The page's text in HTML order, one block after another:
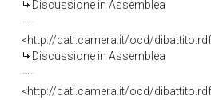
Discussione in Assemblea
<http://dati.camera.it/ocd/
Discussione in Assemblea
<http://dati.camera.it/ocd/